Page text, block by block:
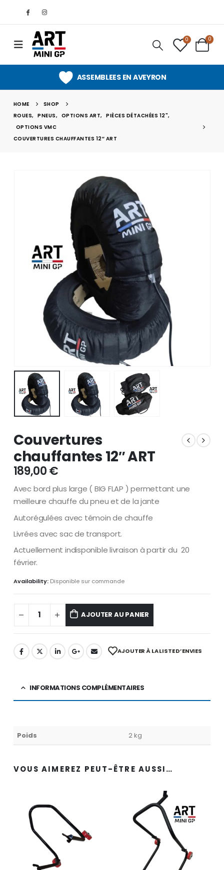
0 0
ASSEMBLEES EN AVEYRON
HOME
SHOP
ROUES, PNEUS, OPTIONS ART, PIÈCES DÉTACHÉES 12",
OPTIONS VMC
COUVERTURES CHAUFFANTES 12″ ART
Couvertures
chauffantes 12″ ART
189,00€
Avec bord plus large ( BIG FLAP ) permettant une
meilleure chauffe du pneu et de la jante
Autorégulées avec témoin de chauffe
Livrées avec sac de transport.
Actuellement indisponible livraison à partir du 20
février.
Availability: Disponible sur commande
AJOUTER AU PANIER
AJOUTER À LA LISTE D’ENVIES
INFORMATIONS COMPLÉMENTAIRES
Poids 2 kg
VOUS AIMEREZ PEUT-ÊTRE AUSSI…